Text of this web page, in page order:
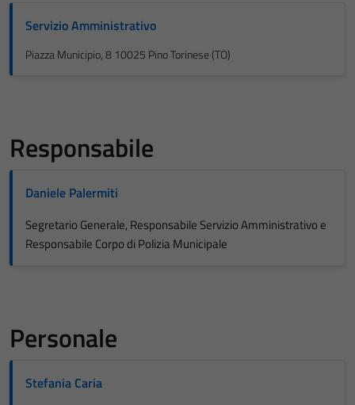
Servizio Amministrativo
Piazza Municipio, 8 10025 Pino Torinese (TO)
Responsabile
Daniele Palermiti
Segretario Generale, Responsabile Servizio Amministrativo e
Responsabile Corpo di Polizia Municipale
Personale
Stefania Caria